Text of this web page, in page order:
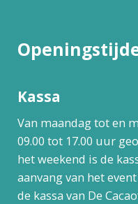
Kassa
Van maandag tot en
09.00 tot 17.00 uur
het weekend is de
aanvang van het
de kassa van De